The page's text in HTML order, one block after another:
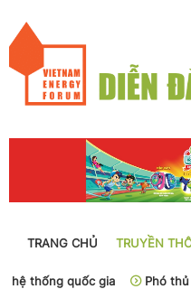
TRANG CHỦ TRUYỀN
gia
Phó thủ tướng Phạm